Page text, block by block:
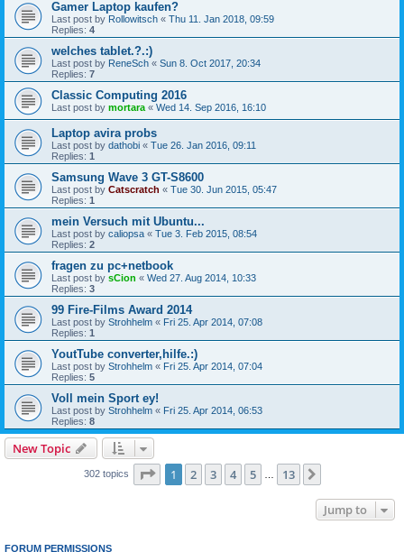
Gamer Laptop kaufen?
Last post by Rollowitsch « Thu 11. Jan 2018, 09:59
Replies: 4
welches tablet.?.:)
Last post by ReneSch « Sun 8. Oct 2017, 20:34
Replies: 7
Classic Computing 2016
Last post by mortara « Wed 14. Sep 2016, 16:10
Laptop avira probs
Last post by dathobi « Tue 26. Jan 2016, 09:11
Replies: 1
Samsung Wave 3 GT-S8600
Last post by Catscratch « Tue 30. Jun 2015, 05:47
Replies: 1
mein Versuch mit Ubuntu...
Last post by caliopsa « Tue 3. Feb 2015, 08:54
Replies: 2
fragen zu pc+netbook
Last post by sCion « Wed 27. Aug 2014, 10:33
Replies: 3
99 Fire-Films Award 2014
Last post by Strohhelm « Fri 25. Apr 2014, 07:08
Replies: 1
YoutTube converter,hilfe.:)
Last post by Strohhelm « Fri 25. Apr 2014, 07:04
Replies: 5
Voll mein Sport ey!
Last post by Strohhelm « Fri 25. Apr 2014, 06:53
Replies: 8
New Topic
302 topics Page 1of 13
1 2 3 4 5 13
Jump to
FORUM PERMISSIONS